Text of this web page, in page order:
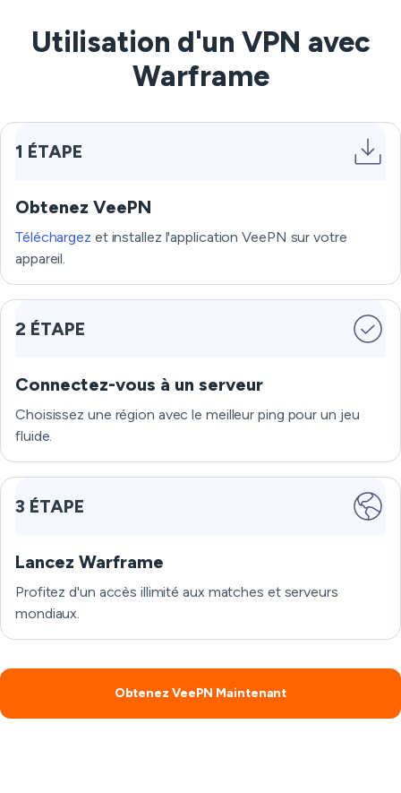
Utilisation d'un VPN avec
Warframe
1 ÉTAPE
Obtenez VeePN
Téléchargez et installez l'application VeePN sur votre
appareil.
2 ÉTAPE
Connectez-vous à un serveur
Choisissez une région avec le meilleur ping pour un jeu
fluide.
3 ÉTAPE
Lancez Warframe
Profitez d'un accès illimité aux matches et serveurs
mondiaux.
Obtenez VeePN Maintenant